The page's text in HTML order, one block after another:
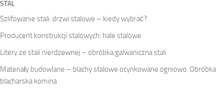
STAL
Szlifowanie stali: drzwi stalowe – kiedy wybrać?
Producent konstrukcji stalowych: hale stalowe
Litery ze stali nierdzewnej – obróbka galwaniczna stali
Materiały budowlane – blachy stalowe ocynkowane ogniowo. Obróbka
blacharska komina